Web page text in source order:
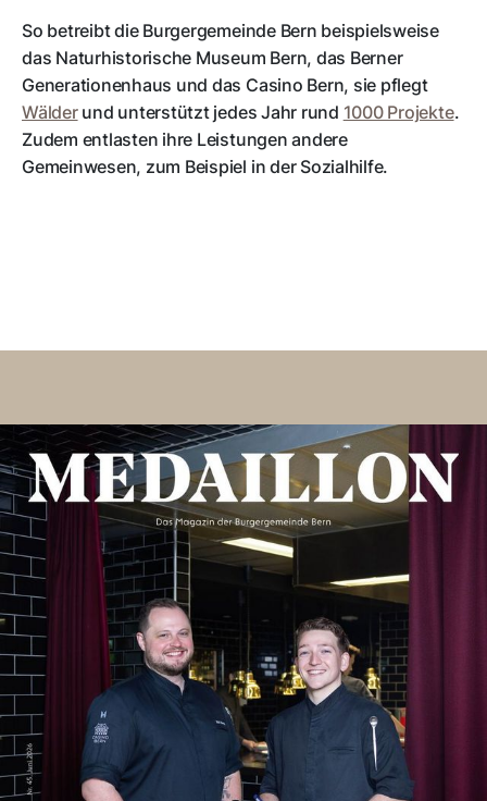
So betreibt die Burgergemeinde Bern beispielsweise
das Naturhistorische Museum Bern, das Berner
Generationenhaus und das Casino Bern, sie pflegt
Wälderund unterstützt jedes Jahr rund 1000 Projekte.
Zudem entlasten ihre Leistungen andere
Gemeinwesen, zum Beispiel in der Sozialhilfe.